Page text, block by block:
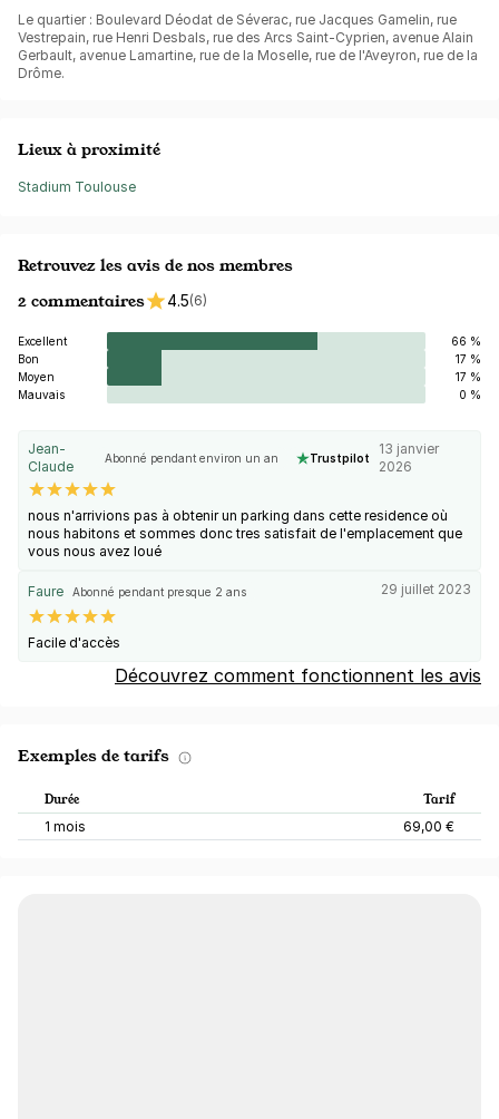
Le quartier : Boulevard Déodat de Séverac, rue Jacques Gamelin, rue
Vestrepain, rue Henri Desbals, rue des Arcs Saint-Cyprien, avenue Alain
Gerbault, avenue Lamartine, rue de la Moselle, rue de l'Aveyron, rue de la
Drôme.
Lieux à proximité
Stadium Toulouse
Retrouvez les avis de nos membres
2 commentaires
4.5(6)
Excellent
66 %
Bon
17 %
Moyen
17 %
Mauvais
0 %
Jean-
Claude
Abonné pendant environ un an Trustpilot
13 janvier
2026
nous n'arrivions pas à obtenir un parking dans cette residence où
nous habitons et sommes donc tres satisfait de l'emplacement que
vous nous avez loué
Faure Abonné pendant presque 2 ans 29 juillet 2023
Facile d'accès
Découvrez comment fonctionnent les avis
Exemples de tarifs
Durée Tarif
1 mois 69,00 €